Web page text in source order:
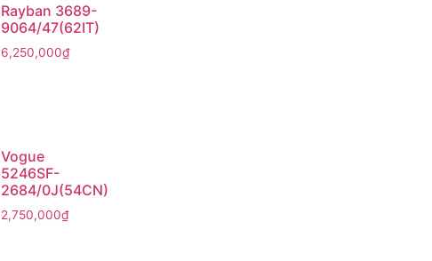
Rayban 3689-
9064/47(62IT)
6,250,000₫
Vogue
5246SF-
2684/0J(54CN)
2,750,000₫